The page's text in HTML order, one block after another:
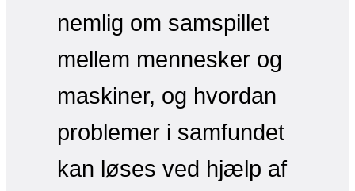
nemlig om samspillet
mellem mennesker og
maskiner, og hvordan
problemer i samfundet
kan løses ved hjælp af